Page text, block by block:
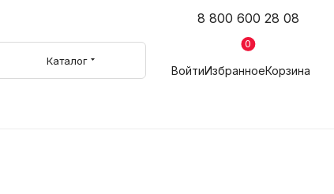
8 800 600 28 08
Каталог
ВойтиИзбранное
0
Корзина